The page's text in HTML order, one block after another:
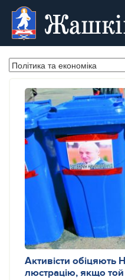
Активісти обіцяють
люстрацію, якщо той